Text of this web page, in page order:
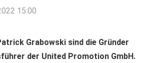
15:00
Grabowski sind die Gründer
der United Promotion GmbH.